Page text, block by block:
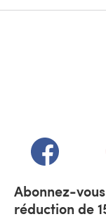
(s'ouvre
Abonnez-
réduction de